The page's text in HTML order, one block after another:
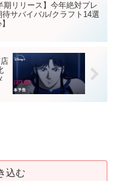
期リリース】今年絶対プレ
待サバイバル/クラフト14選
込む